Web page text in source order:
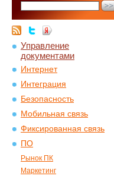
Управление
документами
Интернет
Интеграция
Безопасность
Мобильная связь
Фиксированная связь
ПО
Рынок ПК
Маркетинг